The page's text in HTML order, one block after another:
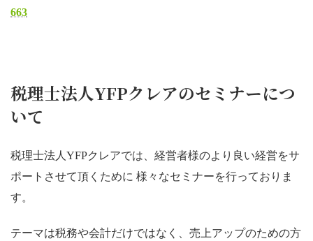
663
税理士法人YFPクレアのセミナーにつ
いて
税理士法人YFPクレアでは、経営者様のより良い経営をサ
ポートさせて頂くために 様々なセミナーを行っておりま
す。
テーマは税務や会計だけではなく、売上アップのための方